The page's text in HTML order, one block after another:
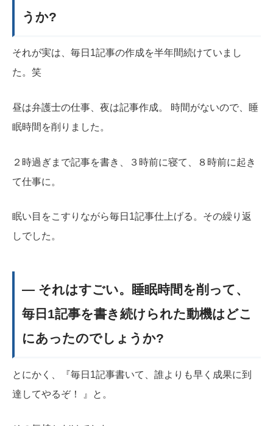
うか?
それが実は、毎日1記事の作成を半年間続けていまし
た。笑
昼は弁護士の仕事、夜は記事作成。 時間がないので、睡
眠時間を削りました。
２時過ぎまで記事を書き、３時前に寝て、８時前に起き
て仕事に。
眠い目をこすりながら毎日1記事仕上げる。その繰り返
しでした。
― それはすごい。睡眠時間を削って、
毎日1記事を書き続けられた動機はどこ
にあったのでしょうか?
とにかく、『毎日1記事書いて、誰よりも早く成果に到
達してやるぞ！ 』と。